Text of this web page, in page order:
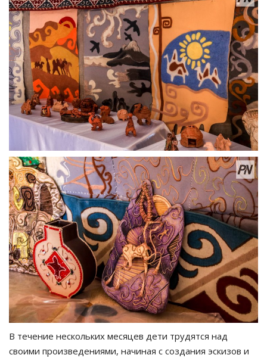
В течение нескольких месяцев дети трудятся над
своими произведениями, начиная с создания эскизов и